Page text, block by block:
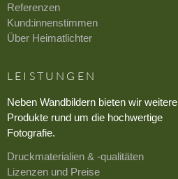
Referenzen
Kund:innenstimmen
Über Heimatlichter
LEISTUNGEN
Neben Wandbildern bieten wir weitere
Produkte rund um die hochwertige
Fotografie.
Druckmaterialien & -qualitäten
Lizenzen und Preise